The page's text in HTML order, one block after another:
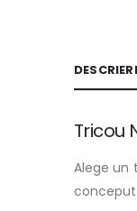
Tricou
Alege un